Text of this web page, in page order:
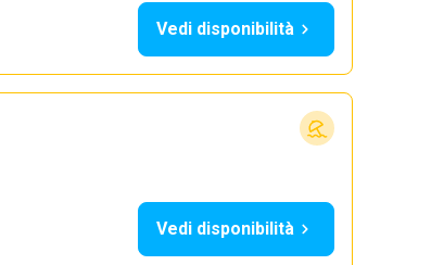
Vedi disponibilità
Vedi disponibilità